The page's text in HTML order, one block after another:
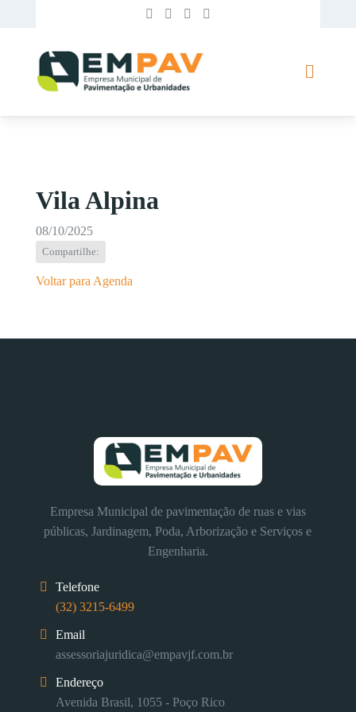
Vila Alpina
08/10/2025
Compartilhe:
Voltar para Agenda
Empresa Municipal de pavimentação de ruas e vias
públicas, Jardinagem, Poda, Arborização e Serviços e
Engenharia.
Telefone
(32) 3215-6499
Email
assessoriajuridica@empavjf.com.br
Endereço
Avenida Brasil, 1055 - Poço Rico